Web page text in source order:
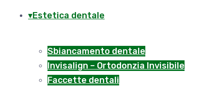
Estetica dentale
Sbiancamento dentale
Invisalign – Ortodonzia Invisibile
Faccette dentali